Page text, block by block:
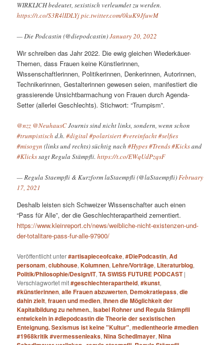
WIRKLICH bedeutet, sexistisch verleumdet zu werden.
https://t.co/S3R4lIDLYjpic.twitter.com/0kuK9JfuwM
— Die Podcastin (@diepodcastin)January 20, 2022
Wir schreiben das Jahr 2022. Die ewig gleichen Wiederkäuer-
Themen, dass Frauen keine Künstlerinnen,
Wissenschaftlerinnen, Politikerinnen, Denkerinnen, Autorinnen,
Technikerinnen, Gestalterinnen gewesen seien, manifestiert die
grassierende Unsichtbarmachung von Frauen durch Agenda-
Setter (allerlei Geschlechts). Stichwort: “Trumpism”.
@nzz @NeuhausCJournis sind nicht links, sondern, wenn schon
#trumpistisch d.h.#digital#polarisiert#vereinfacht#selfies
#misogyn (links und rechts) süchtig nach#Hypes#Trends#Kicksand
#Klickssagt Regula Stämpfli.https://t.co/EWqUdPzqsF
— Regula Staempfli & Kurzform laStaempfli (@laStaempfli)February
17, 2021
Deshalb leisten sich Schweizer Wissenschafter auch einen
“Pass für Alle”, der die Geschlechterapartheid zementiert.
https://www.kleinreport.ch/news/weibliche-nicht-existenzen-und-
der-totalitare-pass-fur-alle-97900/
Veröffentlicht unter#artisapieceofcake,#DiePodcastin,Ad
personam,clubhouse,Kolumnen, Lehre/Vorträge, Literaturblog,
Politik/Philosophie/Design/IT,TA SWISS FUTURE PODCAST |
Verschlagwortet mit#geschlechterapartheid,#kunst,
#künstlerinnen,alle Frauen abzuwerten, Demokratiepass,die
dahin zielt,frauen und medien,ihnen die Möglichkeit der
Kapitalbildung zu nehmen.,Isabel Rohner und Regula Stämpfli
entwickeln in #diepodcastin die Theorie der sexistischen
Enteignung. Sexismus ist keine "Kultur",medientheorie #medien
#1968kritik #vermessenleaks,Nina Schedlmayer,Nina